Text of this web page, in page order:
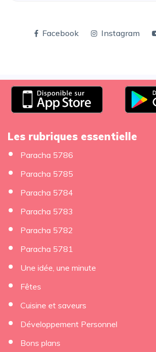
Facebook Instagram
Les rubriques essentielle
Paracha 5786
Paracha 5785
Paracha 5784
Paracha 5783
Paracha 5782
Paracha 5781
Une idée, une minute
Fêtes
Cuisine et saveurs
Développement Personnel
Bons plans